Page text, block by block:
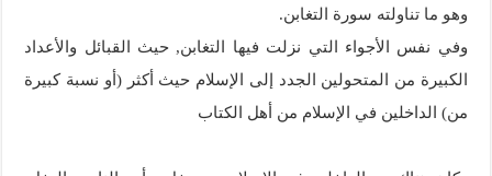
وهو ما تناولته سورة التغابن.
وفي نفس الأجواء التي نزلت فيها التغابن, حيث القبائل والأعداد
الكبيرة من المتحولين الجدد إلى الإسلام حيث أكثر (أو نسبة كبيرة
من) الداخلين في الإسلام من أهل الكتاب